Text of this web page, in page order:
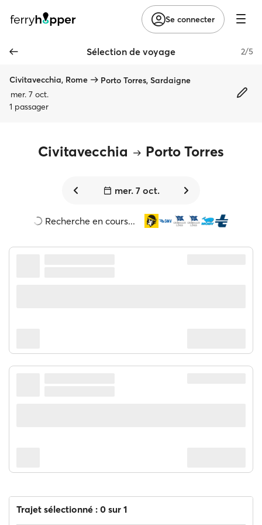
Se connecter
Sélection de voyage 2/5
Civitavecchia, Rome
Porto Torres, Sardaigne
mer. 7 oct.
1 passager
Civitavecchia Porto Torres
mer. 7 oct.
Recherche en cours...
Trajet sélectionné : 0 sur 1